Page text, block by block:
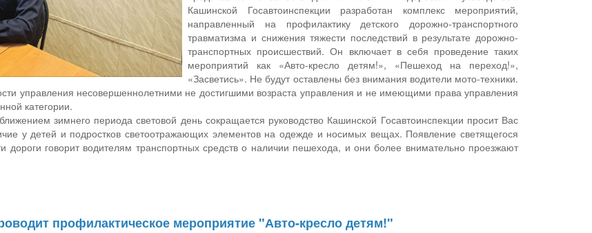
Кашинской Госавтоинспекции разработан комплекс мероприятий,
направленный на профилактику детского дорожно-транспортного
травматизма и снижения тяжести последствий в результате дорожно-
транспортных происшествий. Он включает в себя проведение таких
мероприятий как «Авто-кресло детям!», «Пешеход на переход!»,
«Засветись». Не будут оставлены без внимания водители мото-техники.
управления несовершеннолетними не достигшими возраста управления и не имеющими права управления
категории.
зимнего периода световой день сокращается руководство Кашинской Госавтоинспекции просит Вас
у детей и подростков светоотражающих элементов на одежде и носимых вещах. Появление светящегося
дороги говорит водителям транспортных средств о наличии пешехода, и они более внимательно проезжают
профилактическое мероприятие "Авто-кресло детям!"